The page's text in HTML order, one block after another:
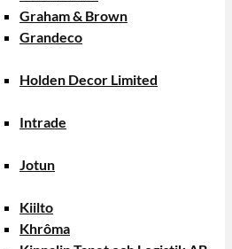
Graham & Brown
Grandeco
Holden Decor Limited
Intrade
Jotun
Kiilto
Khrôma